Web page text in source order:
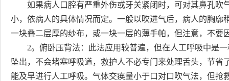
如果病人口腔有严重外伤或牙关紧闭时，可对其鼻孔吹
小，依病人的具体情况而定。一般以吹进气后，病人的胸
一块叠二层厚的纱布，或一块一层的薄手帕，但注意，不要
2。俯卧压背法：此法应用较普遍，但在人工呼吸中是一
坠出，不会堵塞呼吸道，救护人不必专门来处理舌头，节
能及早进行人工呼吸。气体交痪量小于口对口吹气法，但